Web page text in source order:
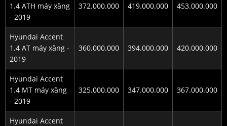
1.4 ATH máy xăng
- 2019
372.000.000 419.000.000 453.000.000
Hyundai Accent
1.4 AT máy xăng -
2019
360.000.000 394.000.000 420.000.000
Hyundai Accent
1.4 MT máy xăng
- 2019
325.000.000 347.000.000 367.000.000
Hyundai Accent